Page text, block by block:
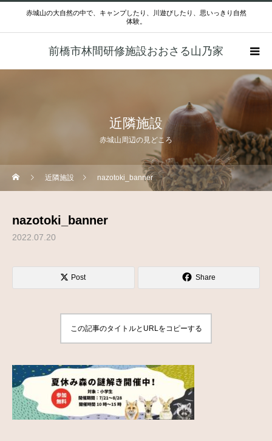
赤城山の大自然の中で、キャンプしたり、川遊びしたり、思いっきり自然
体験。
前橋市林間研修施設おおさる山乃家
近隣施設
赤城山周辺の見どころ
近隣施設 nazotoki_banner
nazotoki_banner
2022.07.20
Post Share
この記事のタイトルとURLをコピーする